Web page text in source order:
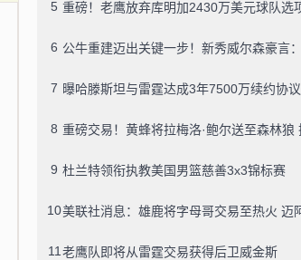
5
6
7 曝哈滕斯坦与雷霆达成3年7500万续约协议
8
9 杜兰特领衔执教美国男篮慈善3x3锦标赛
10
11 老鹰队即将从雷霆交易获得后卫威金斯